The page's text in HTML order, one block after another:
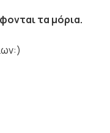
τα μόρια.